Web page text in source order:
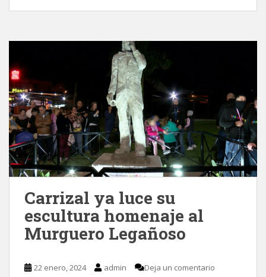
Carrizal ya luce su
escultura homenaje al
Murguero Legañoso
22 enero, 2024 admin Deja un comentario